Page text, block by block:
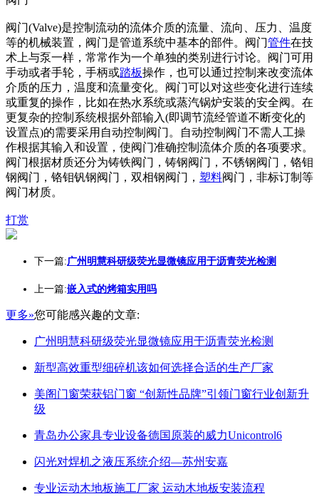
阀门(Valve)是控制流动的流体介质的流量、流向、压力、温度
等的机械装置，阀门是管道系统中基本的部件。阀门管件在技
术上与泵一样，常常作为一个单独的类别进行讨论。阀门可用
手动或者手轮，手柄或踏板操作，也可以通过控制来改变流体
介质的压力，温度和流量变化。阀门可以对这些变化进行连续
或重复的操作，比如在热水系统或蒸汽锅炉安装的安全阀。在
更复杂的控制系统根据外部输入(即调节流经管道不断变化的
设置点)的需要采用自动控制阀门。自动控制阀门不需人工操
作根据其输入和设置，使阀门准确控制流体介质的各项要求。
阀门根据材质还分为铸铁阀门，铸钢阀门，不锈钢阀门，铬钼
钢阀门，铬钼钒钢阀门，双相钢阀门， 塑料阀门，非标订制等
阀门材质。
打赏
下一篇:广州明慧科研级荧光显微镜应用于沥青荧光检测
上一篇:嵌入式的烤箱实用吗
更多»您可能感兴趣的文章:
广州明慧科研级荧光显微镜应用于沥青荧光检测
新型高效重型细碎机该如何选择合适的生产厂家
美阁门窗荣获铝门窗 “创新性品牌”引领门窗行业创新升
级
青岛办公家具专业设备德国原装的威力Unicontrol6
闪光对焊机之液压系统介绍—苏州安嘉
专业运动木地板施工厂家 运动木地板安装流程